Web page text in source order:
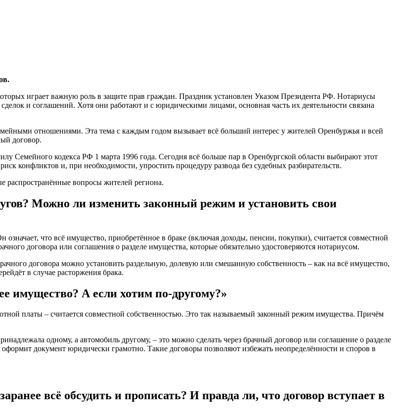
играет важную роль в защите прав граждан. Праздник установлен Указом Президента РФ. Нотариусы
и соглашений. Хотя они работают и с юридическими лицами, основная часть их деятельности связана
отношениями. Эта тема с каждым годом вызывает всё больший интерес у жителей Оренбуржья и всей
договор.
Семейного кодекса РФ 1 марта 1996 года. Сегодня всё больше пар в Оренбургской области выбирают этот
конфликтов и, при необходимости, упростить процедуру развода без судебных разбирательств.
распространённые вопросы жителей региона.
Можно ли изменить законный режим и установить свои
что всё имущество, приобретённое в браке (включая доходы, пенсии, покупки), считается совместной
договора или соглашения о разделе имущества, которые обязательно удостоверяются нотариусом.
договора можно установить раздельную, долевую или смешанную собственность – как на всё имущество,
в случае расторжения брака.
имущество? А если хотим по-другому?»
платы – считается совместной собственностью. Это так называемый законный режим имущества. Причём
одному, а автомобиль другому, – это можно сделать через брачный договор или соглашение о разделе
документ юридически грамотно. Такие договоры позволяют избежать неопределённости и споров в
всё обсудить и прописать? И правда ли, что договор вступает в